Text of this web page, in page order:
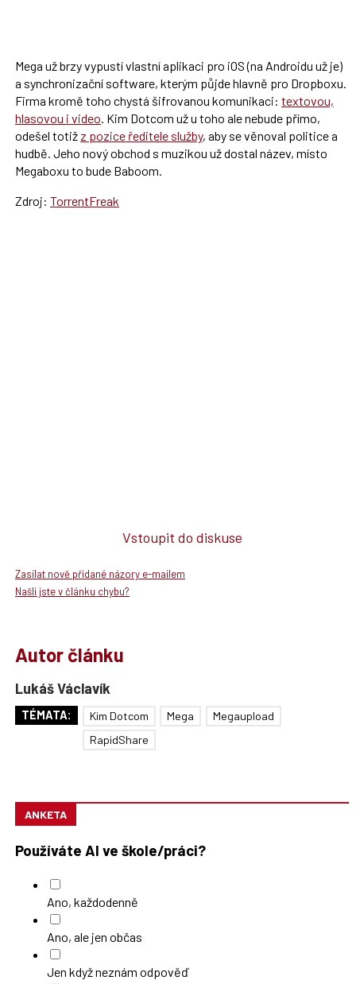
Mega už brzy vypustí vlastní aplikaci pro iOS (na Androidu už je)
a synchronizační software, kterým půjde hlavně pro Dropboxu.
Firma kromě toho chystá šifrovanou komunikaci: textovou,
hlasovou i video. Kim Dotcom už u toho ale nebude přímo,
odešel totiž z pozice ředitele služby, aby se věnoval politice a
hudbě. Jeho nový obchod s muzikou už dostal název, místo
Megaboxu to bude Baboom.
Zdroj: TorrentFreak
Vstoupit do diskuse
Zasílat nově přidané názory e-mailem
Našli jste v článku chybu?
Autor článku
Lukáš Václavík
TÉMATA: Kim Dotcom Mega
Megaupload
RapidShare
ANKETA
Používáte AI ve škole/práci?
Ano, každodenně
Ano, ale jen občas
Jen když neznám odpověď